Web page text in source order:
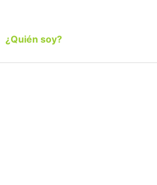
¿Quién soy?